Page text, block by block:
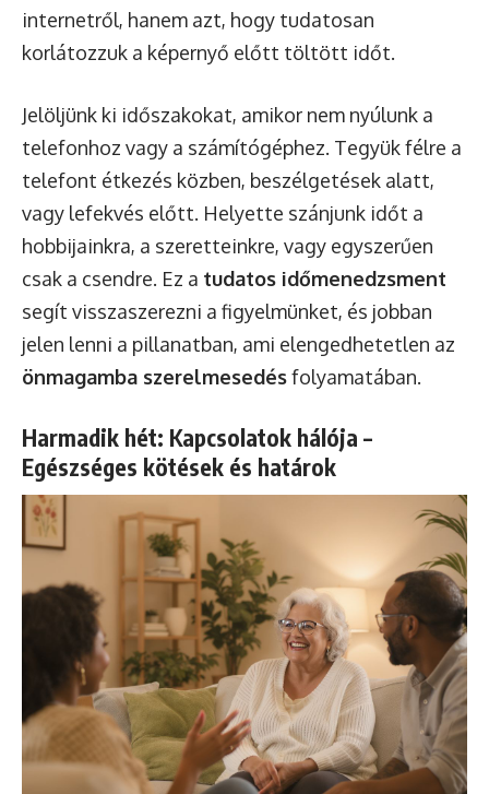
internetről, hanem azt, hogy tudatosan
korlátozzuk a képernyő előtt töltött időt.
Jelöljünk ki időszakokat, amikor nem nyúlunk a
telefonhoz vagy a számítógéphez. Tegyük félre a
telefont étkezés közben, beszélgetések alatt,
vagy lefekvés előtt. Helyette szánjunk időt a
hobbijainkra, a szeretteinkre, vagy egyszerűen
csak a csendre. Ez a tudatos időmenedzsment
segít visszaszerezni a figyelmünket, és jobban
jelen lenni a pillanatban, ami elengedhetetlen az
önmagamba szerelmesedésfolyamatában.
Harmadik hét: Kapcsolatok hálója –
Egészséges kötések és határok